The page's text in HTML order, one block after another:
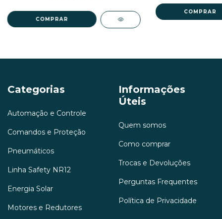
Categorias
Automação e Controle
Comandos e Proteção
Pneumáticos
Linha Safety NR12
Energia Solar
Motores e Redutores
Informações
Úteis
Quem somos
Como comprar
Trocas e Devoluções
Perguntas Frequentes
Política de Privacidade